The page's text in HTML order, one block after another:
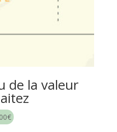
de la valeur
€